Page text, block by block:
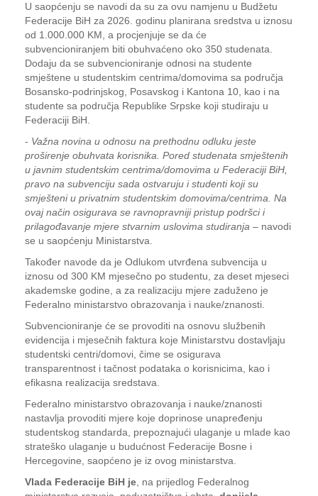
U saopćenju se navodi da su za ovu namjenu u Budžetu
Federacije BiH za 2026. godinu planirana sredstva u iznosu
od 1.000.000 KM, a procjenjuje se da će
subvencioniranjem biti obuhvaćeno oko 350 studenata.
Dodaju da se subvencioniranje odnosi na studente
smještene u studentskim centrima/domovima sa područja
Bosansko-podrinjskog, Posavskog i Kantona 10, kao i na
studente sa područja Republike Srpske koji studiraju u
Federaciji BiH.
- Važna novina u odnosu na prethodnu odluku jeste
proširenje obuhvata korisnika. Pored studenata smještenih
u javnim studentskim centrima/domovima u Federaciji BiH,
pravo na subvenciju sada ostvaruju i studenti koji su
smješteni u privatnim studentskim domovima/centrima. Na
ovaj način osigurava se ravnopravniji pristup podršci i
prilagođavanje mjere stvarnim uslovima studiranja – navodi
se u saopćenju Ministarstva.
Također navode da je Odlukom utvrđena subvencija u
iznosu od 300 KM mjesečno po studentu, za deset mjeseci
akademske godine, a za realizaciju mjere zaduženo je
Federalno ministarstvo obrazovanja i nauke/znanosti.
Subvencioniranje će se provoditi na osnovu službenih
evidencija i mjesečnih faktura koje Ministarstvu dostavljaju
studentski centri/domovi, čime se osigurava
transparentnost i tačnost podataka o korisnicima, kao i
efikasna realizacija sredstava.
Federalno ministarstvo obrazovanja i nauke/znanosti
nastavlja provoditi mjere koje doprinose unapređenju
studentskog standarda, prepoznajući ulaganje u mlade kao
strateško ulaganje u budućnost Federacije Bosne i
Hercegovine, saopćeno je iz ovog ministarstva.
Vlada Federacije BiH je , na prijedlog Federalnog